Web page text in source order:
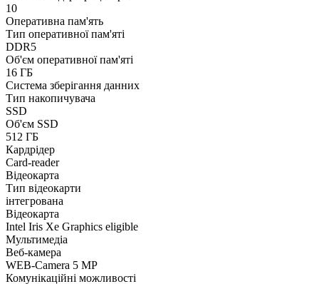
10
Оперативна пам'ять
Тип оперативної пам'яті
DDR5
Об'єм оперативної пам'яті
16 ГБ
Система зберігання данних
Тип накопичувача
SSD
Об'єм SSD
512 ГБ
Кардрідер
Card-reader
Відеокарта
Тип відеокарти
інтегрована
Відеокарта
Intel Iris Xe Graphics eligible
Мультимедіа
Веб-камера
WEB-Camera 5 MP
Комунікаційні можливості